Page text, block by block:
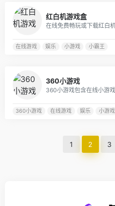
红白机游戏盒
在线游戏 娱乐 小游戏 小霸王
360小游戏
360小游戏 在线游戏 娱乐 小游戏
1 2 3